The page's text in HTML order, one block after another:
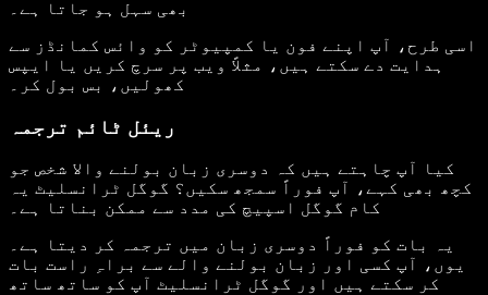
اسی طرح، آپ اپنے فون یا کمپیوٹر کو وائس کمانڈز سے
ہدایت دے سکتے ہیں، مثلاً ویب پر سرچ کریں یا ایپس
کھولیں، بس بول کر۔
ریئل ٹائم ترجمہ
کیا آپ چاہتے ہیں کہ دوسری زبان بولنے والا شخص جو
کچھ بھی کہے، آپ فوراً سمجھ سکیں؟ گوگل ٹرانسلیٹ یہ
یہ بات کو فوراً دوسری زبان میں ترجمہ کر دیتا ہے۔
یوں، آپ کسی اور زبان بولنے والے سے براہِ راست بات
کر سکتے ہیں اور گوگل ٹرانسلیٹ آپ کو ساتھ ساتھ